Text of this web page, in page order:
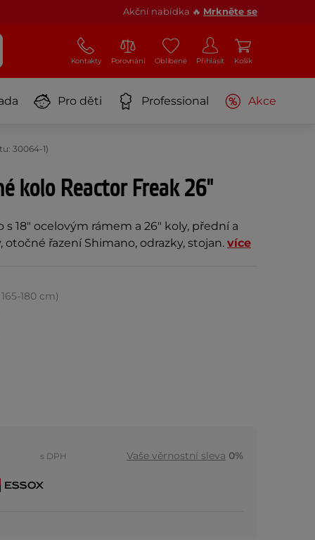
Akční nabídka 🔥 Mrkněte se
Kontakty Porovnání Oblíbené Přihlásit Košík
Pro děti Professional Akce
30064-1)
kolo Reactor Freak 26"
18" ocelovým rámem a 26" koly, přední a
otočné řazení Shimano, odrazky, stojan. více
165-180 cm)
s DPH Vaše věrnostní sleva 0%